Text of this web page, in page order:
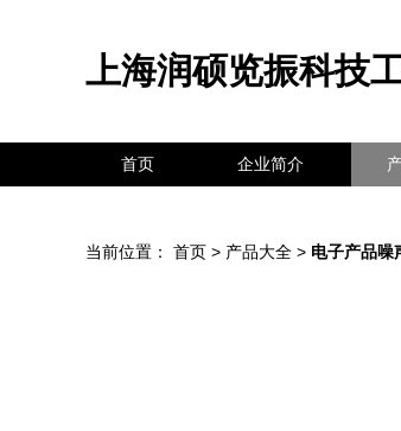
上海润硕览振科技
首页 企业简介
当前位置： 首页 > 产品大全 > 电子产品噪